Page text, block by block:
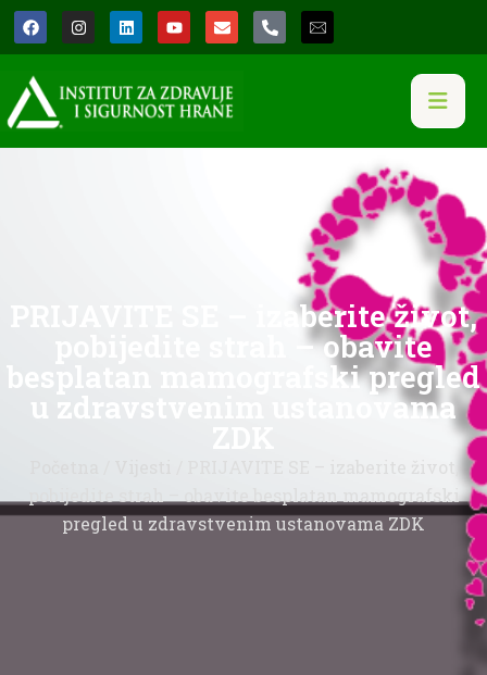
PRIJAVITE SE – izaberite život,
pobijedite strah – obavite
besplatan mamografski pregled
u zdravstvenim ustanovama
/ PRIJAVITE SE – izaberite život,
pregled u zdravstvenim ustanovama ZDK